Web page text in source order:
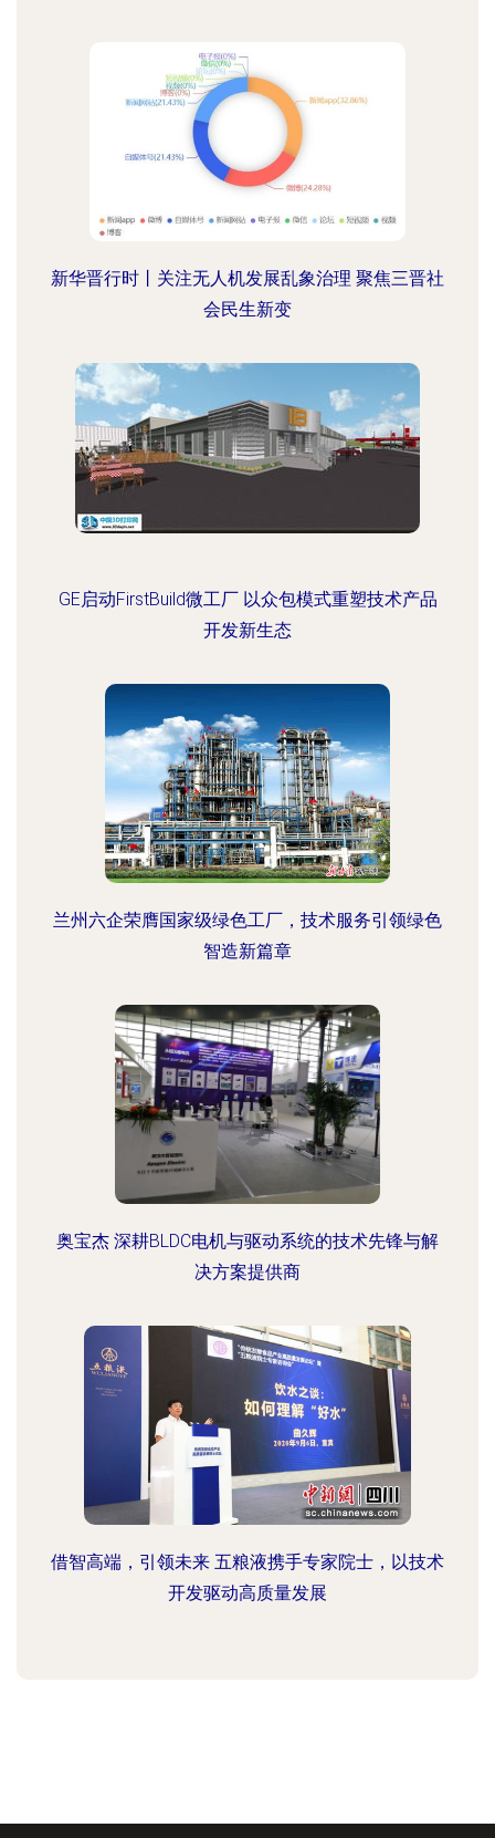
新华晋行时丨关注无人机发展乱象治理 聚焦三晋社
会民生新变
GE启动FirstBuild微工厂 以众包模式重塑技术产品
开发新生态
兰州六企荣膺国家级绿色工厂，技术服务引领绿色
智造新篇章
奥宝杰 深耕BLDC电机与驱动系统的技术先锋与解
决方案提供商
借智高端，引领未来 五粮液携手专家院士，以技术
开发驱动高质量发展